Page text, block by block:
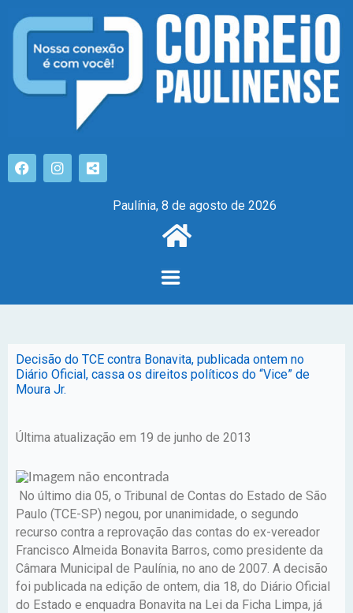
Paulínia, 8 de agosto de 2026
Decisão do TCE contra Bonavita, publicada ontem no
Diário Oficial, cassa os direitos políticos do “Vice” de
Moura Jr.
Última atualização em 19 de junho de 2013
No último dia 05, o Tribunal de Contas do Estado de São
Paulo (TCE-SP) negou, por unanimidade, o segundo
recurso contra a reprovação das contas do ex-vereador
Francisco Almeida Bonavita Barros, como presidente da
Câmara Municipal de Paulínia, no ano de 2007. A decisão
foi publicada na edição de ontem, dia 18, do Diário Oficial
do Estado e enquadra Bonavita na Lei da Ficha Limpa, já